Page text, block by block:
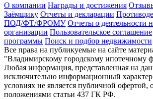
О компании Награды и достижения
Заёмщику Отчеты и декларации
ПОД/ФТ/ФРОМУ Отчеты о деятельности
организации Пользовательское соглашение
программы Поиск и подбор недвижимости
Все права на публикуемые на сайте
"Владимирскому городскому ипотечному
Любая информация, представленная на
исключительно информационный
условиях не является публичной офертой,
положениями статьи 437 ГК РФ.